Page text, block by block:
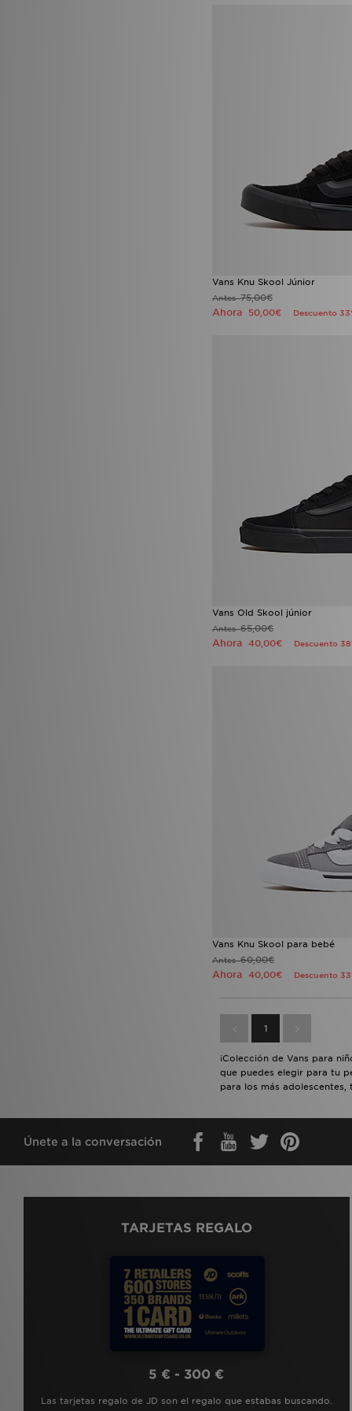
Vans Knu Skool Júnior
Antes75,00€
Ahora 50,00€ Descuento
Vans Old Skool júnior
Antes65,00€
Ahora 40,00€ Descuento
Vans Knu Skool para bebé
Antes60,00€
Ahora 40,00€ Descuento
1
¡Colección de Vans para
que puedes elegir para tu
para los más adolescentes,
Únete a la conversación
TARJETAS REGALO
5 € - 300 €
Las tarjetas regalo de JD son el regalo que estabas buscando.